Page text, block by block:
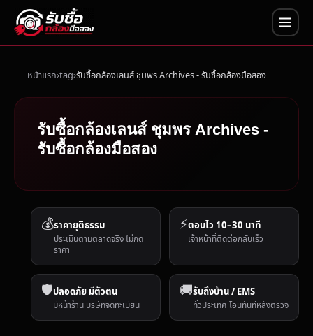
หน้าแรก tag รับซื้อกล้องเลนส์ ชุมพร Archives - รับซื้อกล้องมือสอง
รับซื้อกล้องเลนส์ ชุมพร Archives -
รับซื้อกล้องมือสอง
💰ราคายุติธรรม
ประเมินตามตลาดจริง ไม่กด
ราคา
⚡ตอบไว 10–30 นาที
เจ้าหน้าที่ติดต่อกลับเร็ว
🛡️ปลอดภัย มีตัวตน
มีหน้าร้าน บริษัทจดทะเบียน
🚚รับถึงบ้าน / EMS
ทั่วประเทศ โอนทันทีหลังตรวจ